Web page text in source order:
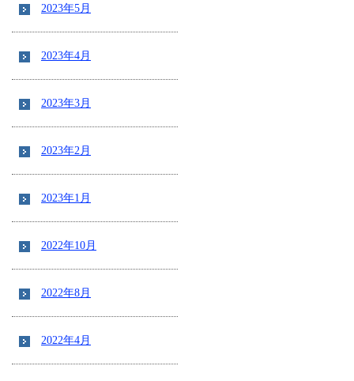
2023年5月
2023年4月
2023年3月
2023年2月
2023年1月
2022年10月
2022年8月
2022年4月